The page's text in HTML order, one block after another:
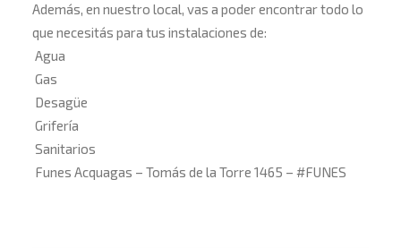
Además, en nuestro local, vas a poder encontrar todo lo
que necesitás para tus instalaciones de:
Agua
Gas
Desagüe
Grifería
Sanitarios
Funes Acquagas – Tomás de la Torre 1465 – #FUNES